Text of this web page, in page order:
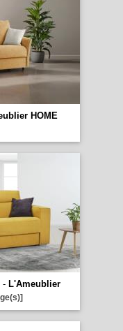
HOME
- L'Ameublier